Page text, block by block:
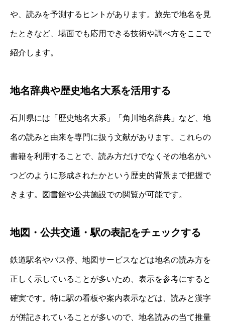
や、読みを予測するヒントがあります。旅先で地名を見
たときなど、場面でも応用できる技術や調べ方をここで
紹介します。
地名辞典や歴史地名大系を活用する
石川県には「歴史地名大系」「角川地名辞典」など、地
名の読みと由来を専門に扱う文献があります。これらの
書籍を利用することで、読み方だけでなくその地名がい
つどのように形成されたかという歴史的背景まで把握で
きます。図書館や公共施設での閲覧が可能です。
地図・公共交通・駅の表記をチェックする
鉄道駅名やバス停、地図サービスなどは地名の読み方を
正しく示していることが多いため、表示を参考にすると
確実です。特に駅の看板や案内表示などは、読みと漢字
が併記されていることが多いので、地名読みの当て推量